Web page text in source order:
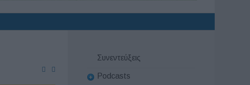
Συνεντεύξεις
Podcasts